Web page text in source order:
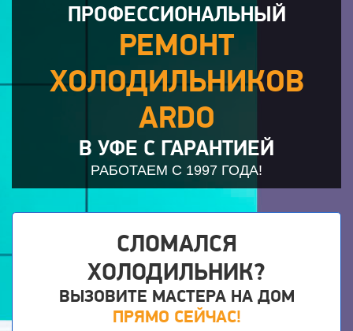
ПРОФЕССИОНАЛЬНЫЙ
РЕМОНТ
ХОЛОДИЛЬНИКОВ
ARDO
В УФЕ С ГАРАНТИЕЙ
РАБОТАЕМ С 1997 ГОДА!
СЛОМАЛСЯ
ХОЛОДИЛЬНИК?
ВЫЗОВИТЕ МАСТЕРА НА ДОМ
ПРЯМО СЕЙЧАС!